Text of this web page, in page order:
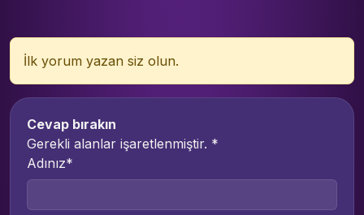
İlk yorum yazan siz olun.
Cevap bırakın
Gerekli alanlar işaretlenmiştir. *
Adınız*